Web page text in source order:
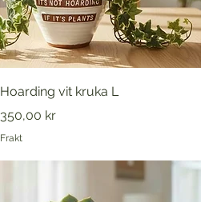
Hoarding vit kruka L
Pris
350,00 kr
Frakt